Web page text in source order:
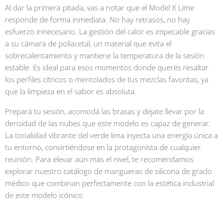
Al dar la primera pitada, vas a notar que el Model X Lime
responde de forma inmediata. No hay retrasos, no hay
esfuerzo innecesario. La gestión del calor es impecable gracias
a su cámara de poliacetal, un material que evita el
sobrecalentamiento y mantiene la temperatura de la sesión
estable. Es ideal para esos momentos donde querés resaltar
los perfiles cítricos o mentolados de tus mezclas favoritas, ya
que la limpieza en el sabor es absoluta.
Prepará tu sesión, acomodá las brasas y dejate llevar por la
densidad de las nubes que este modelo es capaz de generar.
La tonalidad vibrante del verde lima inyecta una energía única a
tu entorno, convirtiéndose en la protagonista de cualquier
reunión. Para elevar aún más el nivel, te recomendamos
explorar nuestro catálogo de mangueras de silicona de grado
médico que combinan perfectamente con la estética industrial
de este modelo icónico.